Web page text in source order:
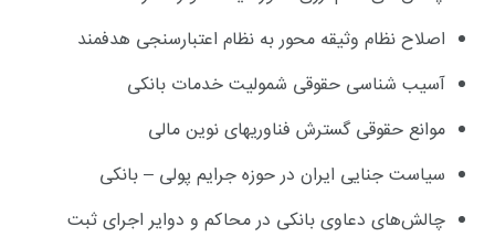
اصلاح نظام وثیقه محور به نظام اعتبارسنجی هدفمند
آسیب شناسی حقوقی شمولیت خدمات بانکی
موانع حقوقی گسترش فناوریهای نوین مالی
سیاست جنایی ایران در حوزه جرایم پولی – بانکی
چالش‌های دعاوی بانکی در محاکم و دوایر اجرای ثبت